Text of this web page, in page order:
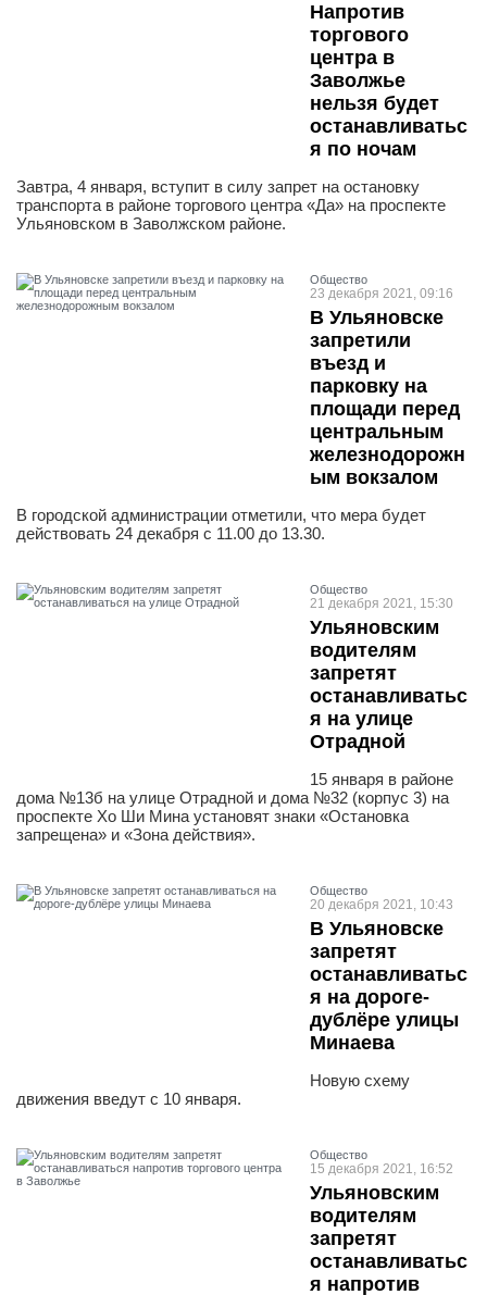
Напротив
торгового
центра в
Заволжье
нельзя будет
останавливатьс
я по ночам
Завтра, 4 января, вступит в силу запрет на остановку
транспорта в районе торгового центра «Да» на проспекте
Ульяновском в Заволжском районе.
Общество
23 декабря 2021, 09:16
В Ульяновске
запретили
въезд и
парковку на
площади перед
центральным
железнодорожн
ым вокзалом
В городской администрации отметили, что мера будет
действовать 24 декабря с 11.00 до 13.30.
Общество
21 декабря 2021, 15:30
Ульяновским
водителям
запретят
останавливатьс
я на улице
Отрадной
15 января в районе
дома №13б на улице Отрадной и дома №32 (корпус 3) на
проспекте Хо Ши Мина установят знаки «Остановка
запрещена» и «Зона действия».
Общество
20 декабря 2021, 10:43
В Ульяновске
запретят
останавливатьс
я на дороге-
дублёре улицы
Минаева
Новую схему
движения введут с 10 января.
Общество
15 декабря 2021, 16:52
Ульяновским
водителям
запретят
останавливатьс
я напротив